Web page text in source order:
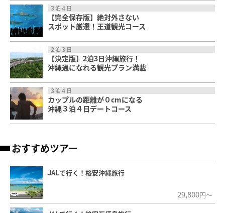
３泊４日
【完全保存版】絶対外さない
スポット厳選！王道観光コース
２泊３日
【決定版】2泊3日沖縄旅行！
沖縄通になれる観光プラン満載
３泊４日
カップルの距離が０cmになる
沖縄３泊４日デートコース
おすすめツアー
JALで行く！格安沖縄旅行
29,800円～